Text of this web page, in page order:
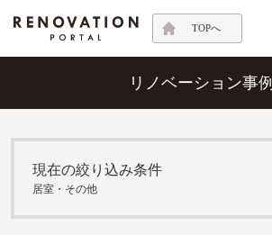
TOPへ
リノベーション事例
現在の絞り込み条件
居室・その他